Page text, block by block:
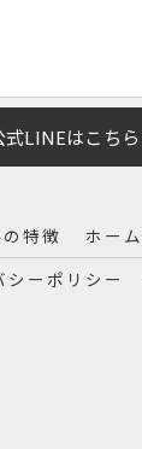
式LINEはこちら
特徴 ホー
シーポリシー